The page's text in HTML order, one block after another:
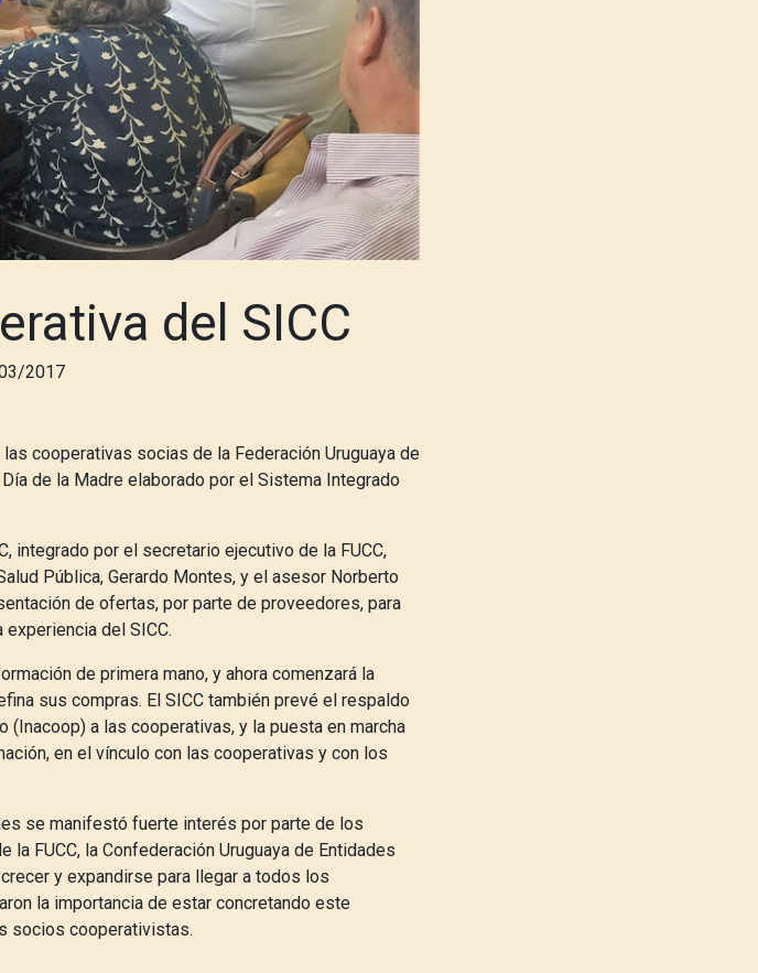
del SICC
2017
cooperativas socias de la Federación Uruguaya de
de la Madre elaborado por el Sistema Integrado
integrado por el secretario ejecutivo de la FUCC,
Pública, Gerardo Montes, y el asesor Norberto
de ofertas, por parte de proveedores, para
del SICC.
de primera mano, y ahora comenzará la
sus compras. El SICC también prevé el respaldo
a las cooperativas, y la puesta en marcha
en el vínculo con las cooperativas y con los
se manifestó fuerte interés por parte de los
FUCC, la Confederación Uruguaya de Entidades
y expandirse para llegar a todos los
la importancia de estar concretando este
socios cooperativistas.